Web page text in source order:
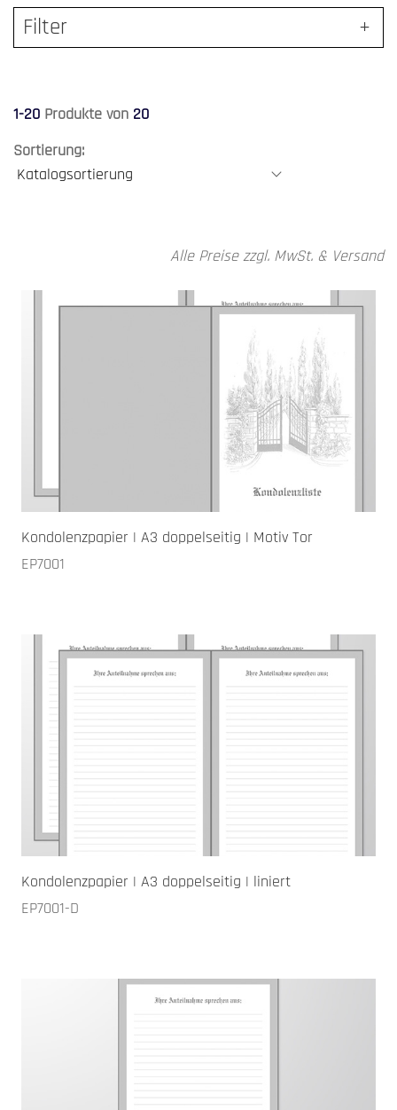
Filter
1-20 Produkte von 20
Sortierung:
Alle Preise zzgl. MwSt. & Versand
Kondolenzpapier | A3 doppelseitig | Motiv Tor
EP7001
Kondolenzpapier | A3 doppelseitig | liniert
EP7001-D